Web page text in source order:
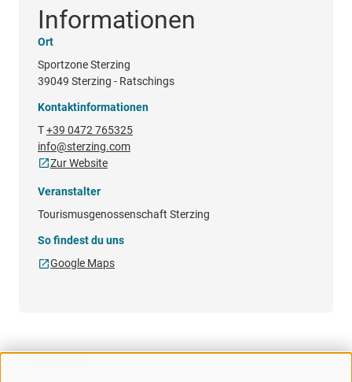
Informationen
Ort
Sportzone Sterzing
39049 Sterzing - Ratschings
Kontaktinformationen
T+39 0472 765325
info@sterzing.com
Zur Website
Veranstalter
Tourismusgenossenschaft Sterzing
So findest du uns
Google Maps